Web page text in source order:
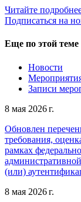
Читайте
Подписаться на
Еще по этой теме
Новости
Записи
8 мая 2026 г.
Обновлен
требования,
рамках
(или)
8 мая 2026 г.